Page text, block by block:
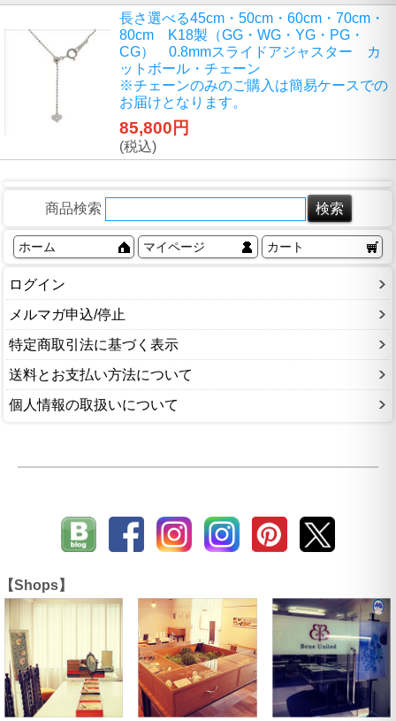
長さ選べる45cm・50cm・60cm・70cm・
80cm K18製（GG・WG・YG・PG・
CG） 0.8mmスライドアジャスター カ
ットボール・チェーン
※チェーンのみのご購入は簡易ケースでの
お届けとなります。
85,800円
(税込)
商品検索
ホーム マイページ カート
ログイン
メルマガ申込/停止
特定商取引法に基づく表示
送料とお支払い方法について
個人情報の取扱いについて
【Shops】